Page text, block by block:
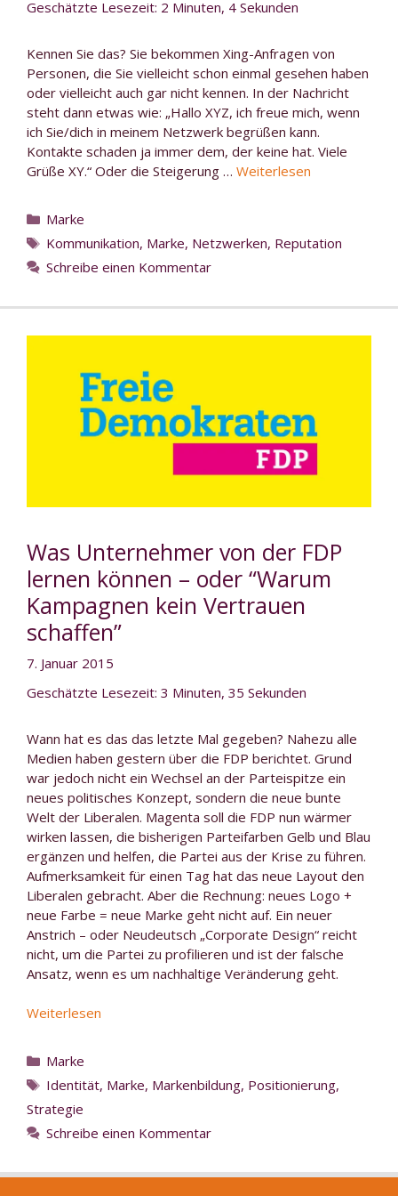
Geschätzte Lesezeit: 2 Minuten, 4 Sekunden
Kennen Sie das? Sie bekommen Xing-Anfragen von
Personen, die Sie vielleicht schon einmal gesehen haben
oder vielleicht auch gar nicht kennen. In der Nachricht
steht dann etwas wie: „Hallo XYZ, ich freue mich, wenn
ich Sie/dich in meinem Netzwerk begrüßen kann.
Kontakte schaden ja immer dem, der keine hat. Viele
Grüße XY.“ Oder die Steigerung … Weiterlesen
Kategorien
Marke
Schlagwörter
Kommunikation, Marke, Netzwerken, Reputation
Schreibe einen Kommentar
Was Unternehmer von der FDP
lernen können – oder “Warum
Kampagnen kein Vertrauen
schaffen”
7. Januar 2015
Geschätzte Lesezeit: 3 Minuten, 35 Sekunden
Wann hat es das das letzte Mal gegeben? Nahezu alle
Medien haben gestern über die FDP berichtet. Grund
war jedoch nicht ein Wechsel an der Parteispitze ein
neues politisches Konzept, sondern die neue bunte
Welt der Liberalen. Magenta soll die FDP nun wärmer
wirken lassen, die bisherigen Parteifarben Gelb und Blau
ergänzen und helfen, die Partei aus der Krise zu führen.
Aufmerksamkeit für einen Tag hat das neue Layout den
Liberalen gebracht. Aber die Rechnung: neues Logo +
neue Farbe = neue Marke geht nicht auf. Ein neuer
Anstrich – oder Neudeutsch „Corporate Design“ reicht
nicht, um die Partei zu profilieren und ist der falsche
Ansatz, wenn es um nachhaltige Veränderung geht.
Weiterlesen
FDP
können
oder
Kategorien
Marke
Schlagwörter
Identität, Marke, Markenbildung, Positionierung,
Strategie
Schreibe einen Kommentar